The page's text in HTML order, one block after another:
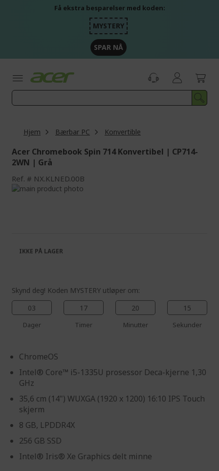
Få ekstra besparelser med koden:
MYSTERY
SPAR NÅ
Hjem Bærbar PC Konvertible
Acer Chromebook Spin 714 Konvertibel | CP714-
2WN | Grå
Ref. NX.KLNED.00B
Skip
images
gallery
the
images
Skynd deg! Koden MYSTERY utløper om:
03
Dager
17
Timer
20
Minutter
15
Sekunder
ChromeOS
Intel® Core™ i5-1335U prosessor Deca-kjerne 1,30
GHz
35,6 cm (14") WUXGA (1920 x 1200) 16:10 IPS Touch
skjerm
8 GB, LPDDR4X
256 GB SSD
Intel® Iris® Xe Graphics delt minne
IKKE PÅ LAGER